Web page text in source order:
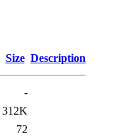
Size Description
-
312K
72